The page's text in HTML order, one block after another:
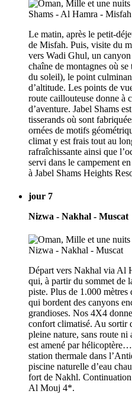
Le matin, après le petit-
de Misfah. Puis, visite du
vers Wadi Ghul, un
chaîne de montagnes où
du soleil), le point
d’altitude. Les points de
route caillouteuse donne à
d’aventure. Jabel Shams
tisserands où sont
ornées de motifs
climat y est frais tout au
rafraîchissante ainsi que
servi dans le campement
à Jabel Shams Heights
jour 7
Nizwa - Nakhal - Muscat
Départ vers Nakhal via Al
qui, à partir du sommet de
piste. Plus de 1.000 mètres
qui bordent des canyons
grandioses. Nos 4X4
confort climatisé. Au sortir
pleine nature, sans route ni
est amené par
station thermale dans
piscine naturelle d’eau
fort de Nakhl.
Al Mouj 4*.